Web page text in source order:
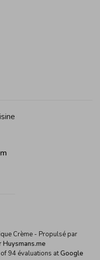
Crème - Propulsé par
Huysmans.me
94 évaluations atGoogle